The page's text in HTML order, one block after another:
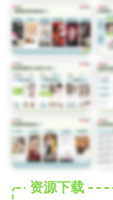
资源下载